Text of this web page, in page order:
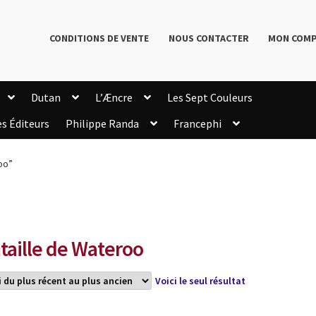
CONDITIONS DE VENTE NOUS CONTACTER MON
Dutan L’Æncre
Les Sept Couleurs
Éditeurs Philippe Randa
Francephi
de Wateroo
Voici le seul résultat